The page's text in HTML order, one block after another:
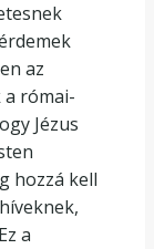
az
római-
Jézus
hozzá kell
a